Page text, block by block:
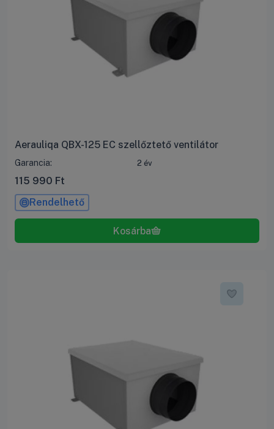
Aerauliqa QBX-125 EC szellőztető ventilátor
Garancia: 2 év
115 990 Ft
Rendelhető